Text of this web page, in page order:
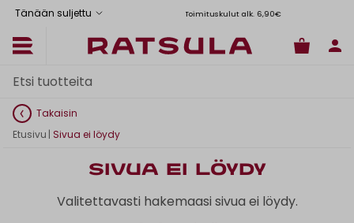
Tänään suljettu Toimituskulut alk. 6,90€
Takaisin
Etusivu | Sivua ei löydy
Sivua ei löydy
Valitettavasti hakemaasi sivua ei löydy.